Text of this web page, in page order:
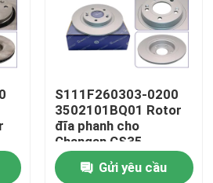
S111F260303-0200
3502101BQ01 Rotor
đĩa phanh cho
Changan CS35
Gửi yêu cầu